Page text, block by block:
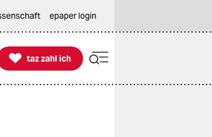
epaper login

taz zahl ich
taz zahl ich